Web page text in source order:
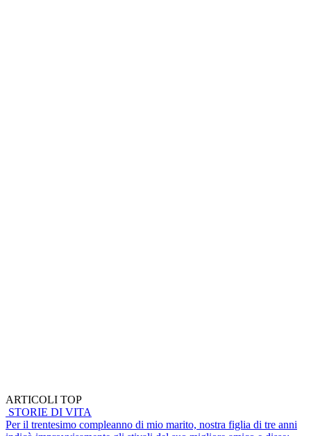
ARTICOLI TOP
STORIE DI VITA
Per il trentesimo compleanno di mio marito, nostra figlia di tre anni